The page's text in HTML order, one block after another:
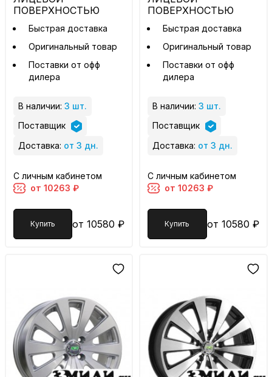
ПОВЕРХНОСТЬЮ
Быстрая доставка
Оригинальный товар
Поставки от офф
дилера
В наличии: 3 шт.
Поставщик
Доставка: от 3 дн.
С личным кабинетом
от 10263 ₽
Купить от 10580 ₽
ПОВЕРХНОСТЬЮ
Быстрая доставка
Оригинальный товар
Поставки от офф
дилера
В наличии: 3 шт.
Поставщик
Доставка: от 3 дн.
С личным кабинетом
от 10263 ₽
Купить от 10580 ₽